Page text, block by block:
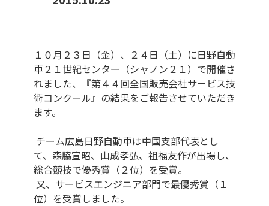
１０月２３日（金）、２４日（土）に日野自動
車２１世紀センター（シャノン２１）で開催さ
れました、『第４４回全国販売会社サービス技
術コンクール』の結果をご報告させていただき
ます。
チーム広島日野自動車は中国支部代表とし
て、森脇宣昭、山成孝弘、祖福友作が出場し、
総合競技で優秀賞（２位）を受賞。
又、サービスエンジニア部門で最優秀賞（１
位）を受賞しました。